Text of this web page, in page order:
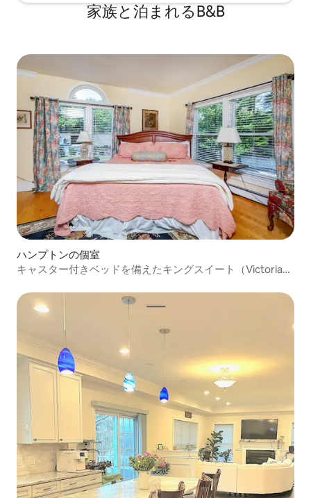
家族と泊まれるB&B
ハンプトンの個室
キャスター付きベッドを備えたキングスイート（Victoria